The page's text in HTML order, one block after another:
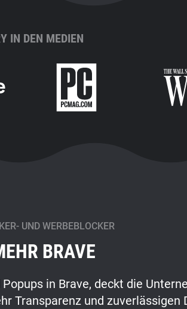
IN DEN MEDIEN
UND WERBEBLOCKER
BRAVE
in Brave, deckt die
Transparenz und zuverlässigen